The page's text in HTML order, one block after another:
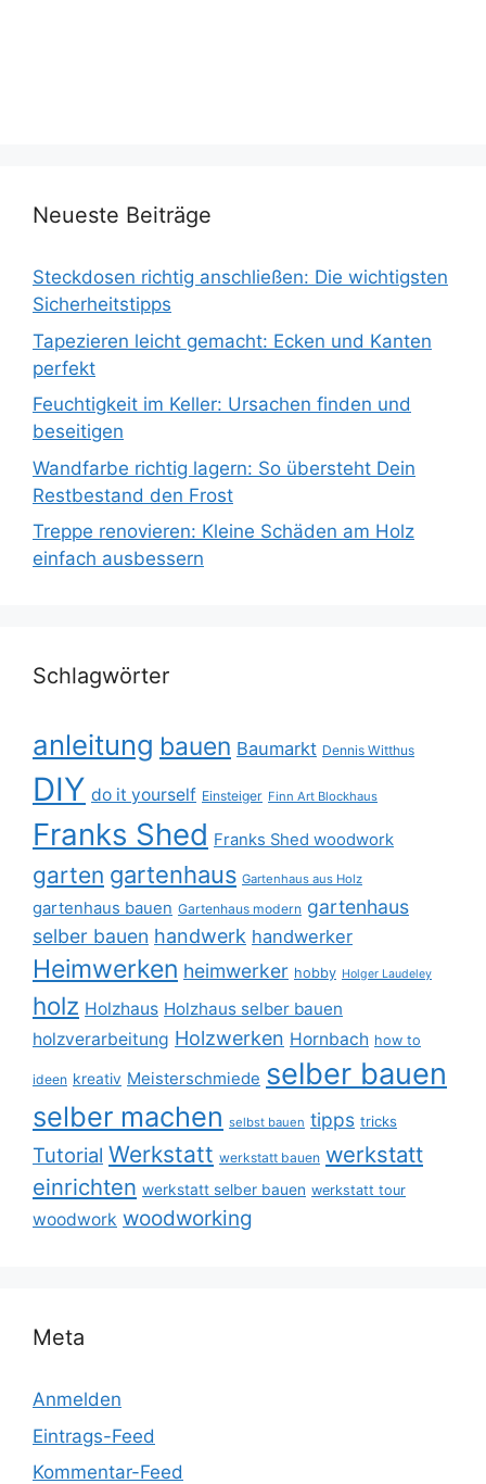
Neueste Beiträge
Steckdosen richtig anschließen: Die wichtigsten
Sicherheitstipps
Tapezieren leicht gemacht: Ecken und Kanten
perfekt
Feuchtigkeit im Keller: Ursachen finden und
beseitigen
Wandfarbe richtig lagern: So übersteht Dein
Restbestand den Frost
Treppe renovieren: Kleine Schäden am Holz
einfach ausbessern
Schlagwörter
anleitung bauen Baumarkt Dennis Witthus
DIY do it yourself Einsteiger Finn Art Blockhaus
Franks Shed Franks Shed woodwork
garten gartenhaus Gartenhaus aus Holz
gartenhaus bauen Gartenhaus modern gartenhaus
selber bauen handwerk handwerker
Heimwerken heimwerker hobby Holger Laudeley
holz Holzhaus Holzhaus selber bauen
holzverarbeitung Holzwerken Hornbach how to
ideen kreativ Meisterschmiede selber bauen
selber machen selbst bauen tipps tricks
Tutorial Werkstatt werkstatt bauen werkstatt
einrichten werkstatt selber bauen werkstatt tour
woodwork woodworking
Meta
Anmelden
Eintrags-Feed
Kommentar-Feed